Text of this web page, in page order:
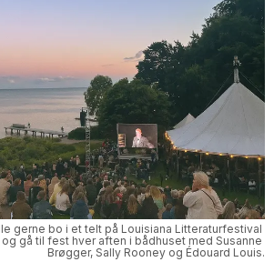
gerne bo i et telt på Louisiana Litteraturfestival
gå til fest hver aften i bådhuset med Susanne
Brøgger, Sally Rooney og Édouard Louis.